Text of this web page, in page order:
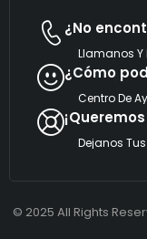
¿No
Llamanos
¿Cómo
Centro De
Dejanos
© 2025 All Rights